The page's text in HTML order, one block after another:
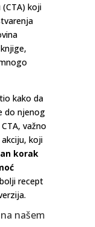
(CTA) koji
kako da
do njenog
važno
koji
korak
recept
našem